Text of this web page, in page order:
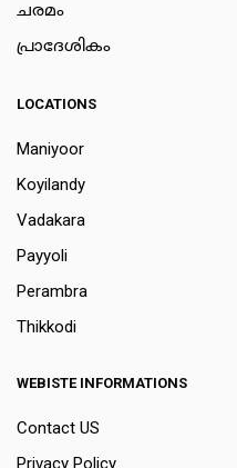
ചരമം
പ്രാദേശികം
LOCATIONS
Maniyoor
Koyilandy
Vadakara
Payyoli
Perambra
Thikkodi
WEBISTE INFORMATIONS
Contact US
Privacy Policy